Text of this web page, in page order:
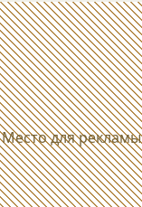
Место для рекламы